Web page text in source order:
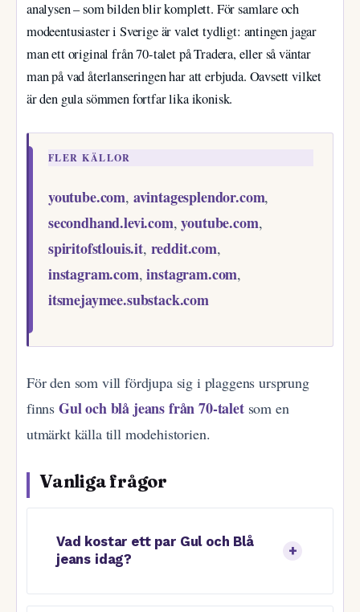
analysen – som bilden blir komplett. För samlare och
modeentusiaster i Sverige är valet tydligt: antingen jagar
man ett original från 70-talet på Tradera, eller så väntar
man på vad återlanseringen har att erbjuda. Oavsett vilket
är den gula sömmen fortfar lika ikonisk.
FLER KÄLLOR
youtube.com, avintagesplendor.com,
secondhand.levi.com,youtube.com,
spiritofstlouis.it, reddit.com,
instagram.com,instagram.com,
itsmejaymee.substack.com
För den som vill fördjupa sig i plaggens ursprung
finns Gul och blå jeans från 70-taletsom en
utmärkt källa till modehistorien.
Vanliga frågor
Vad kostar ett par Gul och Blå
jeans idag?